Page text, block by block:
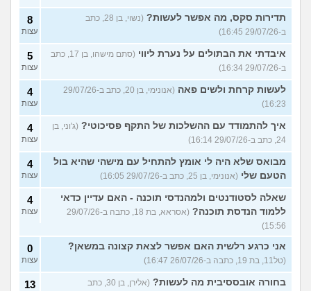
תדירות סקס, מה אפשר לעשות?
(נשוי, בן 28, כתב
ב-29/07/26 16:45)
8
עצות
איבדתי את הבתולים על נערת ליווי
(סתם מישהו, בן 17, כתב
ב-29/07/26 16:34)
5
עצות
לעשות קרחת ולשים פאה
(אנונימי, בן 20, כתב ב-29/07/26
16:23)
4
עצות
איך להתמודד עם ההשלכות של התקף פסיכוטי? (ג'וני, בן
24, כתב ב-29/07/26 16:14)
4
עצות
מבואס שלא היה לי אומץ להתחיל עם מישהי שהיא בול
הטעם שלי (אנונימי, בן 25, כתב ב-29/07/26 16:05)
4
עצות
שאלה לסטודנטים ולמהנדסי תוכנה - האם עדיין כדאי
ללמוד הנדסת תוכנה?
(אסראא, בת 18, כתבה ב-29/07/26
15:56)
4
עצות
אני כרגע רלשית האם אפשר לצאת קצונה במשאן?
(טל11, בת 19, כתבה ב-26/07/26 16:47)
0
עצות
בחורה אובססיבית מה לעשות?
(אלירן, בן 30, כתב
13